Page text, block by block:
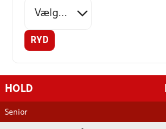
RYD
HOLD
Senior